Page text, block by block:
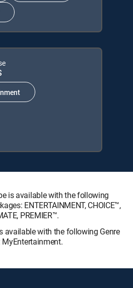
is available with the following
ENTERTAINMENT, CHOICE™,
PREMIER™.
available with the following Genre
MyEntertainment.